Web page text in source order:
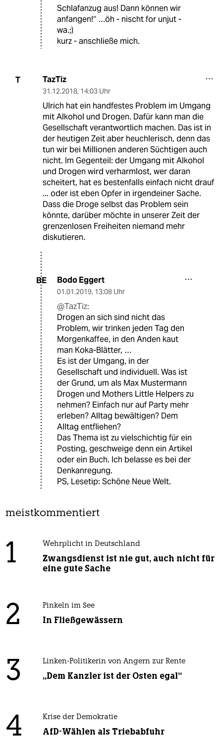
Schlafanzug aus! Dann können wir
anfangen!“ …öh - nischt for unjut -
wa.;)
kurz - anschließe mich.
T TazTiz
31.12.2018, 14:03 Uhr
Ulrich hat ein handfestes Problem im Umgang
mit Alkohol und Drogen. Dafür kann man die
Gesellschaft verantwortlich machen. Das ist in
der heutigen Zeit aber heuchlerisch, denn das
tun wir bei Millionen anderen Süchtigen auch
nicht. Im Gegenteil: der Umgang mit Alkohol
und Drogen wird verharmlost, wer daran
scheitert, hat es bestenfalls einfach nicht drauf
... oder ist eben Opfer in irgendeiner Sache.
Dass die Droge selbst das Problem sein
könnte, darüber möchte in unserer Zeit der
grenzenlosen Freiheiten niemand mehr
diskutieren.
BE Bodo Eggert
01.01.2019, 13:08 Uhr
@TazTiz:
Drogen an sich sind nicht das
Problem, wir trinken jeden Tag den
Morgenkaffee, in den Anden kaut
man Koka-Blätter, …
Es ist der Umgang, in der
Gesellschaft und individuell. Was ist
der Grund, um als Max Mustermann
Drogen und Mothers Little Helpers zu
nehmen? Einfach nur auf Party mehr
erleben? Alltag bewältigen? Dem
Alltag entfliehen?
Das Thema ist zu vielschichtig für ein
Posting, geschweige denn ein Artikel
oder ein Buch. Ich belasse es bei der
Denkanregung.
PS, Lesetip: Schöne Neue Welt.
meistkommentiert
1 Wehrplicht in Deutschland
Zwangsdienst ist nie gut, auch nicht für
eine gute Sache
2 Pinkeln im See
In Fließgewässern
3 Linken-Politikerin von Angern zur Rente
„Dem Kanzler ist der Osten egal“
4 Krise der Demokratie
AfD-Wählen als Triebabfuhr